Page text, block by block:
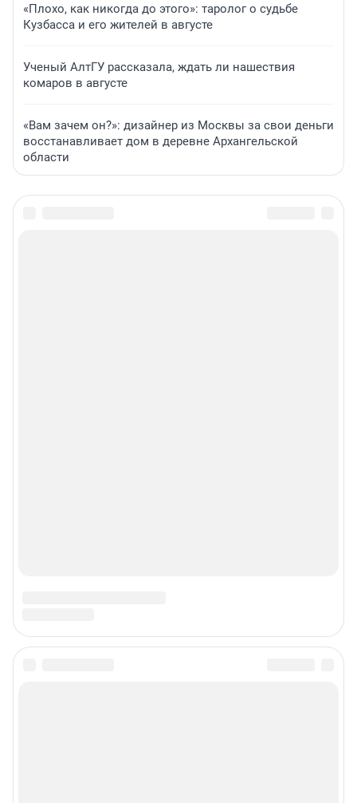
«Плохо, как никогда до этого»: таролог о судьбе
Кузбасса и его жителей в августе
Ученый АлтГУ рассказала, ждать ли нашествия
комаров в августе
«Вам зачем он?»: дизайнер из Москвы за свои деньги
восстанавливает дом в деревне Архангельской
области